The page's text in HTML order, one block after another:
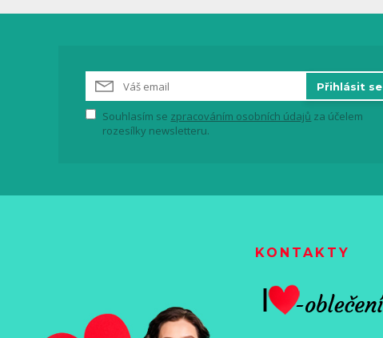
Přihlásit se
Souhlasím se zpracováním osobních údajů za účelem
rozesílky newsletteru.
KONTAKTY